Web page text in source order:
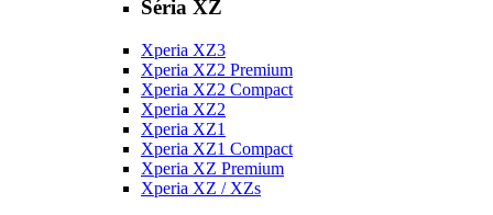
Séria XZ
Xperia XZ3
Xperia XZ2 Premium
Xperia XZ2 Compact
Xperia XZ2
Xperia XZ1
Xperia XZ1 Compact
Xperia XZ Premium
Xperia XZ / XZs